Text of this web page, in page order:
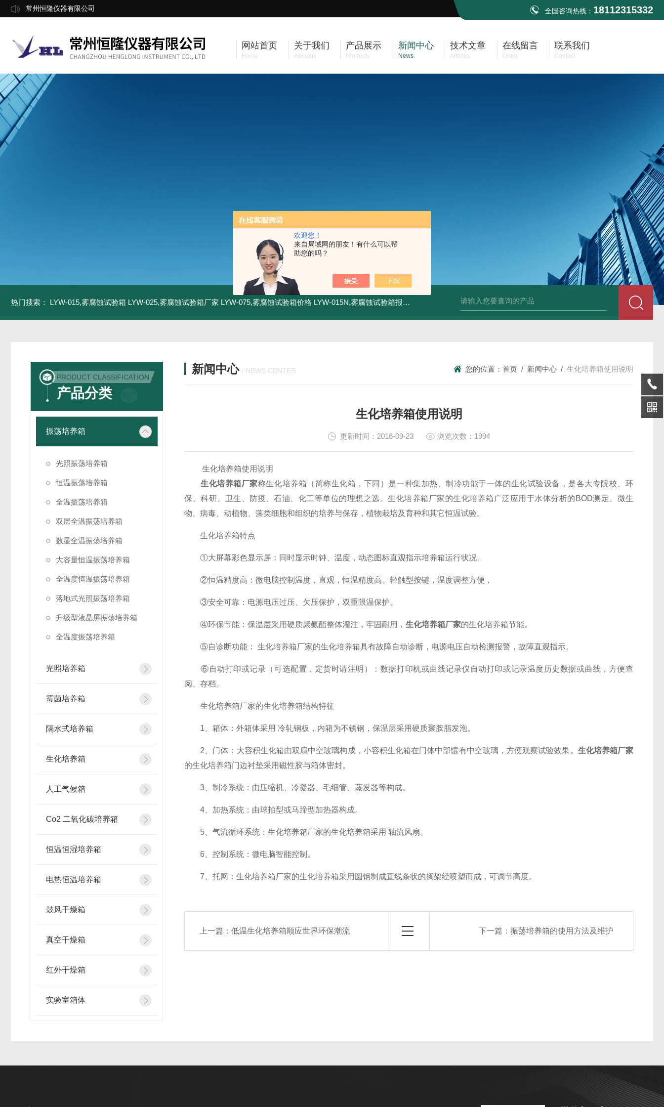
欢迎您！
来自局域网的朋友！有什么可以帮
助您的吗？
常州恒隆仪器有限公司 全国咨询热线： 18112315332
网站首页
Home
关于我们
Aboutus
产品展示
Products
新闻中心
News
技术文章
Articles
在线留言
Order
联系我们
Contact
热门搜索： LYW-015,雾腐蚀试验箱 LYW-025,雾腐蚀试验箱厂家 LYW-075,雾腐蚀试验箱价格 LYW-015N,雾腐蚀试验箱报价 LYW-025N,雾腐蚀试验箱 LYW-075N,上海雾腐蚀试验箱 YFX-150,盐雾腐蚀试
PRODUCT CLASSIFICATION
产品分类
振荡培养箱
光照振荡培养箱
恒温振荡培养箱
全温振荡培养箱
双层全温振荡培养箱
数显全温振荡培养箱
大容量恒温振荡培养箱
全温度恒温振荡培养箱
落地式光照振荡培养箱
升级型液晶屏振荡培养箱
全温度振荡培养箱
光照培养箱
霉菌培养箱
隔水式培养箱
生化培养箱
人工气候箱
Co2 二氧化碳培养箱
恒温恒湿培养箱
电热恒温培养箱
鼓风干燥箱
真空干燥箱
红外干燥箱
实验室箱体
新闻中心 / NEWS CENTER 您的位置： 首页 / 新闻中心 / 生化培养箱使用说明
生化培养箱使用说明
更新时间：2016-09-23 浏览次数：1994
生化培养箱使用说明
生化培养箱厂家称生化培养箱（简称生化箱，下同）是一种集加热、制冷功能于一体的生化试验设备，是各大专院校、环
保、科研、卫生、防疫、石油、化工等单位的理想之选。生化培养箱厂家的生化培养箱广泛应用于水体分析的BOD测定、微生
物、病毒、动植物、藻类细胞和组织的培养与保存，植物栽培及育种和其它恒温试验。
生化培养箱特点
①大屏幕彩色显示屏：同时显示时钟、温度，动态图标直观指示培养箱运行状况。
②恒温精度高：微电脑控制温度，直观，恒温精度高。轻触型按键，温度调整方便，
③安全可靠：电源电压过压、欠压保护，双重限温保护。
④环保节能：保温层采用硬质聚氨酯整体灌注，牢固耐用，生化培养箱厂家的生化培养箱节能。
⑤自诊断功能： 生化培养箱厂家的生化培养箱具有故障自动诊断，电源电压自动检测报警，故障直观指示。
⑥自动打印或记录（可选配置，定货时请注明）：数据打印机或曲线记录仪自动打印或记录温度历史数据或曲线，方便查
阅、存档。
生化培养箱厂家的生化培养箱结构特征
1、箱体：外箱体采用 冷轧钢板，内箱为不锈钢，保温层采用硬质聚胺脂发泡。
2、门体：大容积生化箱由双扇中空玻璃构成，小容积生化箱在门体中部镶有中空玻璃，方便观察试验效果。 生化培养箱厂家
的生化培养箱门边衬垫采用磁性胶与箱体密封。
3、制冷系统：由压缩机、冷凝器、毛细管、蒸发器等构成。
4、加热系统：由球拍型或马蹄型加热器构成。
5、气流循环系统：生化培养箱厂家的生化培养箱采用 轴流风扇。
6、控制系统：微电脑智能控制。
7、托网：生化培养箱厂家的生化培养箱采用圆钢制成直线条状的搁架经喷塑而成，可调节高度。
上一篇：低温生化培养箱顺应世界环保潮流 下一篇： 振荡培养箱的使用方法及维护